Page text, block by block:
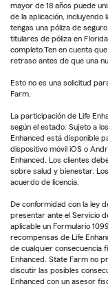
mayor de 18 años puede
de la aplicación,
tengas una póliza de
titulares de póliza en
completo.Ten en cuenta
retraso antes de que una
Esto no es una solicitud
Farm.
La participación de Life
según el estado. Sujeto a
Enhanced está disponible
dispositivo móvil iOS o
Enhanced. Los clientes
sobre salud y bienestar.
acuerdo de licencia.
De conformidad con la ley
presentar ante el Servicio
aplicable un Formulario
recompensas de Life
de cualquier consecuencia
Enhanced. State Farm no
discutir las posibles
Enhanced con un asesor